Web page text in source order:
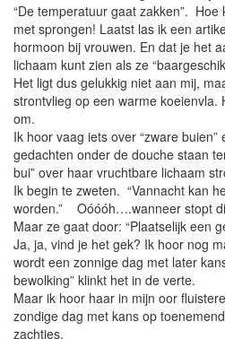
“De temperatuur gaat zakken”.
met sprongen! Laatst las ik een
hormoon bij vrouwen. En dat je het
lichaam kunt zien als ze
Het ligt dus gelukkig niet aan mij,
strontvlieg op een warme koeienvla.
om.
Ik hoor vaag iets over “zware
gedachten onder de douche staan
bui” over haar vruchtbare lichaam
Ik begin te zweten. “Vannacht kan
worden.” Oóóóh….wanneer stopt
Maar ze gaat door: “Plaatselijk een
Ja, ja, vind je het gek? Ik hoor nog
wordt een zonnige dag met later
bewolking” klinkt het in de verte.
Maar ik hoor haar in mijn oor
zondige dag met kans op
zachtjes.